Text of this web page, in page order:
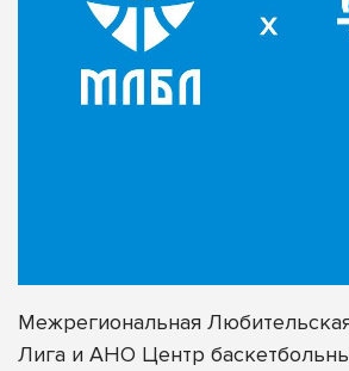
Межрегиональная
Лига и АНО Центр